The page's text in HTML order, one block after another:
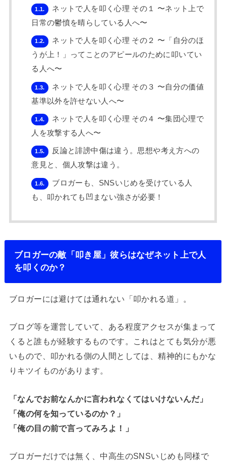
1.1.
ネットで人を叩く心理 その１ 〜ネット上で
日常の鬱憤を晴らしている人へ〜
1.2.
ネットで人を叩く心理 その２ 〜「自分のほ
うが上！」ってことのアピールのために叩いてい
る人へ〜
1.3.
ネットで人を叩く心理 その３ 〜自分の価値
基準以外を許せない人へ〜
1.4.
ネットで人を叩く心理 その４ 〜集団心理で
人を攻撃する人へ〜
1.5.
反論と誹謗中傷は違う。思想や考え方への
意見と、個人攻撃は違う。
1.6.
ブロガーも、SNSいじめを受けている人
も、叩かれても凹まない強さが必要！
ブロガーの敵「叩き屋」彼らはなぜネット上で人
を叩くのか？
ブロガーには避けては通れない「叩かれる道」。
ブログ等を運営していて、ある程度アクセスが集まって
くると誰もが経験するものです。これはとても気分が悪
いもので、叩かれる側の人間としては、精神的にもかな
りキツイものがあります。
「なんでお前なんかに言われなくてはいけないんだ」
「俺の何を知っているのか？」
「俺の目の前で言ってみろよ！」
ブロガーだけでは無く、中高生のSNSいじめも同様で